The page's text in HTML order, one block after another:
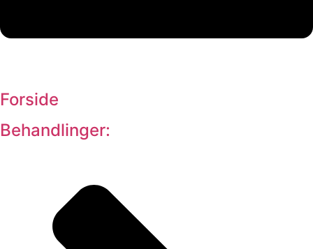
Forside
Behandlinger: